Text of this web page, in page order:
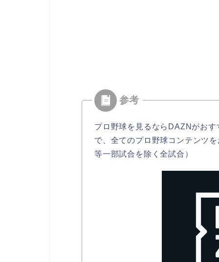
プロ野球を見るならDAZNがおす
で、全てのプロ野球コンテンツ
等一部試合を除く全試合）